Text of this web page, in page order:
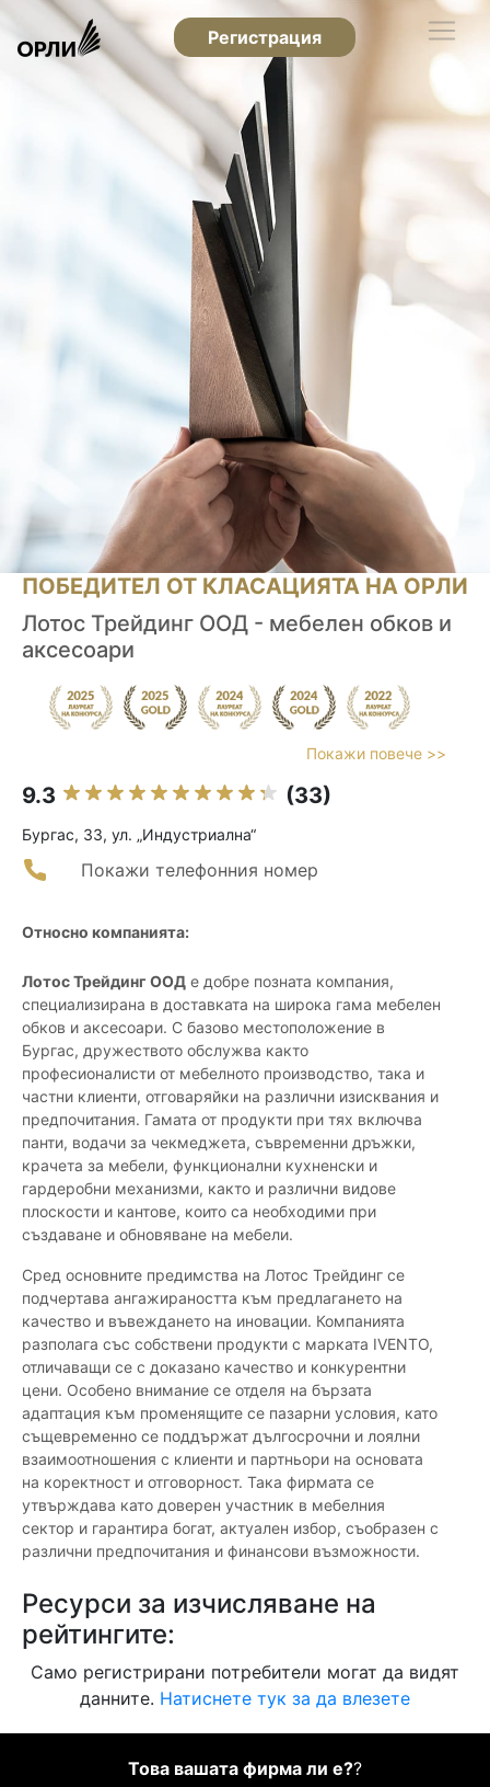
Регистрация
ПОБЕДИТЕЛ ОТ КЛАСАЦИЯТА НА ОРЛИ
Лотос Трейдинг ООД - мебелен обков и
аксесоари
Покажи повече >>
9.3 (33)
Бургас, 33, ул. „Индустриална“
Покажи телефонния номер
Относно компанията:
Лотос Трейдинг ООД е добре позната компания,
специализирана в доставката на широка гама мебелен
обков и аксесоари. С базово местоположение в
Бургас, дружеството обслужва както
професионалисти от мебелното производство, така и
частни клиенти, отговаряйки на различни изисквания и
предпочитания. Гамата от продукти при тях включва
панти, водачи за чекмеджета, съвременни дръжки,
крачета за мебели, функционални кухненски и
гардеробни механизми, както и различни видове
плоскости и кантове, които са необходими при
създаване и обновяване на мебели.
Сред основните предимства на Лотос Трейдинг се
подчертава ангажираността към предлагането на
качество и въвеждането на иновации. Компанията
разполага със собствени продукти с марката IVENTO,
отличаващи се с доказано качество и конкурентни
цени. Особено внимание се отделя на бързата
адаптация към променящите се пазарни условия, като
същевременно се поддържат дългосрочни и лоялни
взаимоотношения с клиенти и партньори на основата
на коректност и отговорност. Така фирмата се
утвърждава като доверен участник в мебелния
сектор и гарантира богат, актуален избор, съобразен с
различни предпочитания и финансови възможности.
Ресурси за изчисляване на
рейтингите:
Само регистрирани потребители могат да видят
данните. Натиснете тук за да влезете
Това вашата фирма ли е??